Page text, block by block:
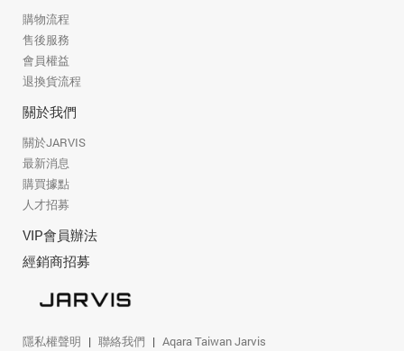
購物流程
售後服務
會員權益
退換貨流程
關於我們
關於JARVIS
最新消息
購買據點
人才招募
VIP會員辦法
經銷商招募
隱私權聲明 聯絡我們 Aqara Taiwan Jarvis